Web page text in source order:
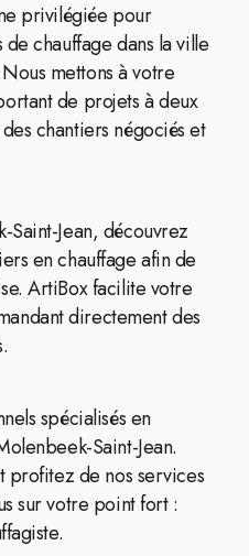
privilégiée pour
chauffage dans la ville
mettons à votre
de projets à deux
chantiers négociés et
Saint-Jean, découvrez
en chauffage afin de
ArtiBox facilite votre
directement des
spécialisés en
Saint-Jean.
profitez de nos services
sur votre point fort :